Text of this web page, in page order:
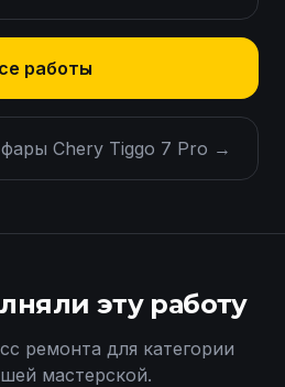
работы
Chery Tiggo 7 Pro →
эту работу
ремонта для категории
мастерской.